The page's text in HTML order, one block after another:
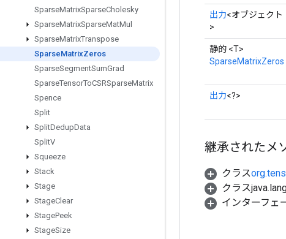
SparseMatrixSparseCholesky
SparseMatrixSparseMatMul
SparseMatrixTranspose
SparseMatrixZeros
SparseSegmentSumGrad
SparseTensorToCSRSparseMatrix
Spence
Split
SplitDedupData
SplitV
Squeeze
Stack
Stage
StageClear
StagePeek
StageSize
出力<オブジェクト
>
静的 <T>
SparseMatrixZeros
出力<?>
継承されたメ
クラス
クラス
インターフェ